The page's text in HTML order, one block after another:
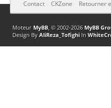
Contact CKZone Retourner
Moteur MyBB, © 2002-2026 MyBB
Design By AliReza_TofighiIn